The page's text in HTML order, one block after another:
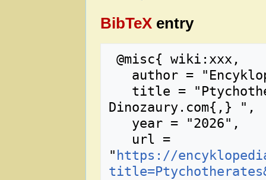
BibTeX entry
Dinozaury.com{,} ",
" https://